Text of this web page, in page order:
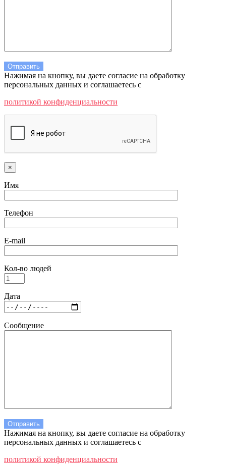
Нажимая на кнопку, вы даете согласие на обработку
персональных данных и соглашаетесь c
политикой конфиденциальности
×
Имя
Телефон
E-mail
Кол-во людей
Дата
Сообщение
Нажимая на кнопку, вы даете согласие на обработку
персональных данных и соглашаетесь c
политикой конфиденциальности